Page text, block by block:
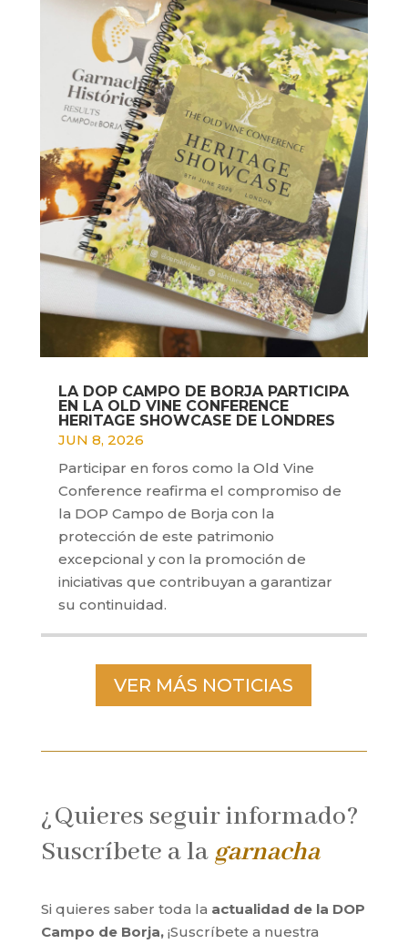
LA DOP CAMPO DE BORJA PARTICIPA
EN LA OLD VINE CONFERENCE
HERITAGE SHOWCASE DE LONDRES
JUN 8, 2026
Participar en foros como la Old Vine
Conference reafirma el compromiso de
la DOP Campo de Borja con la
protección de este patrimonio
excepcional y con la promoción de
iniciativas que contribuyan a garantizar
su continuidad.
VER MÁS NOTICIAS
¿Quieres seguir informado?
Suscríbete a la garnacha
Si quieres saber toda la actualidad de la DOP
Campo de Borja,¡Suscríbete a nuestra